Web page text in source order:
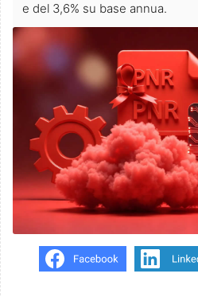
e del 3,6% su base annua.